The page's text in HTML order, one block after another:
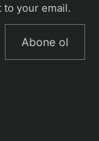
your email.
Abone ol